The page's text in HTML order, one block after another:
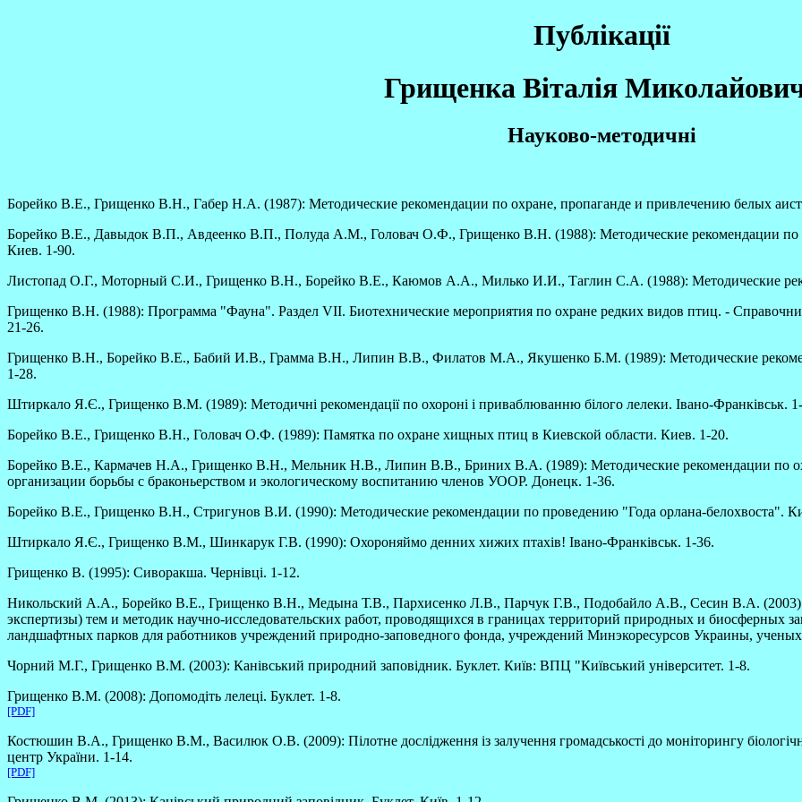
Публікації
Грищенка Віталія
Науково-методичні
Борейко В.Е., Грищенко В.Н., Габер Н.А. (1987): Методические рекомендации по охране, пропаганде и привлечению белых
Борейко В.Е., Давыдок В.П., Авдеенко В.П., Полуда А.М., Головач О.Ф., Грищенко В.Н. (1988): Методические рекомендации по
Киев. 1-90.
Листопад О.Г., Моторный С.И., Грищенко В.Н., Борейко В.Е., Каюмов А.А., Милько И.И., Таглин С.А. (1988): Методические
Грищенко В.Н. (1988): Программа "Фауна". Раздел VII. Биотехнические мероприятия по охране редких видов птиц. -
21-26.
Грищенко В.Н., Борейко В.Е., Бабий И.В., Грамма В.Н., Липин В.В., Филатов М.А., Якушенко Б.М. (1989): Методические
1-28.
Штиркало Я.Є., Грищенко В.М. (1989): Методичні рекомендації по охороні і приваблюванню білого лелеки. Івано-Франківськ.
Борейко В.Е., Грищенко В.Н., Головач О.Ф. (1989): Памятка по охране хищных птиц в Киевской области. Киев. 1-20.
Борейко В.Е., Кармачев Н.А., Грищенко В.Н., Мельник Н.В., Липин В.В., Бриних В.А. (1989): Методические рекомендации по
организации борьбы с браконьерством и экологическому воспитанию членов УООР. Донецк. 1-36.
Борейко В.Е., Грищенко В.Н., Стригунов В.И. (1990): Методические рекомендации по проведению "Года орлана-белохвоста".
Штиркало Я.Є., Грищенко В.М., Шинкарук Г.В. (1990): Охороняймо денних хижих птахів! Івано-Франківськ. 1-36.
Грищенко В. (1995): Сиворакша. Чернівці. 1-12.
Никольский А.А., Борейко В.Е., Грищенко В.Н., Медына Т.В., Пархисенко Л.В., Парчук Г.В., Подобайло А.В., Сесин В.А. (2003):
экспертизы) тем и методик научно-исследовательских работ, проводящихся в границах территорий природных и биосферных
ландшафтных парков для работников учреждений природно-заповедного фонда, учреждений Минэкоресурсов Украины,
Чорний М.Г., Грищенко В.М. (2003): Канівський природний заповідник. Буклет. Київ: ВПЦ "Київський університет. 1-8.
Грищенко В.М. (2008): Допомодіть лелеці. Буклет. 1-8.
[PDF]
Костюшин В.А., Грищенко В.М., Василюк О.В. (2009): Пілотне дослідження із залучення громадськості до моніторингу
центр України. 1-14.
[PDF]